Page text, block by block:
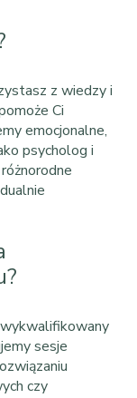
z wiedzy i
Ci
emocjonalne,
psycholog i
sesje
czy